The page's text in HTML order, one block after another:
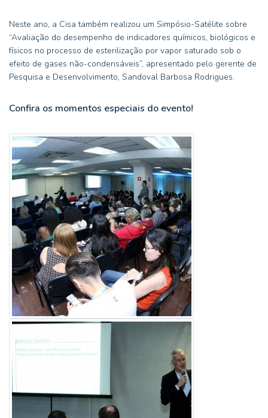
Neste ano, a Cisa também realizou um Simpósio-Satélite sobre
“Avaliação do desempenho de indicadores químicos, biológicos e
físicos no processo de esterilização por vapor saturado sob o
efeito de gases não-condensáveis”, apresentado pelo gerente de
Pesquisa e Desenvolvimento, Sandoval Barbosa Rodrigues.
Confira os momentos especiais do evento!